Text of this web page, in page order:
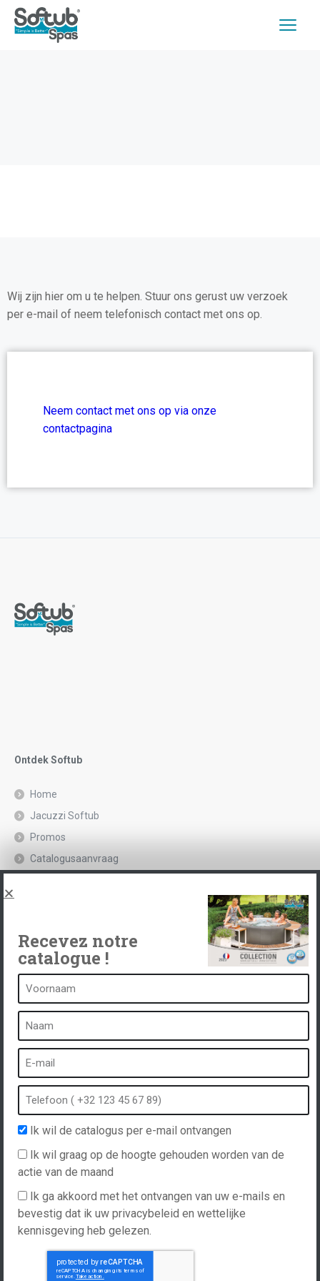
Wij zijn hier om u te helpen. Stuur ons gerust uw verzoek
per e-mail of neem telefonisch contact met ons op.
Neem contact met ons op via onze
contactpagina
Ontdek Softub
Home
Jacuzzi Softub
Promos
Catalogusaanvraag
Een kuuroord is...
Wat is een kuuroord?
Bubbelbad
Buiten spa
Spa in de winter
Ingebouwde spa
Spa en hydrotherapie
Website gemaakt door
Recevez notre
catalogue !
Ik wil de catalogus per e-mail ontvangen
Ik wil graag op de hoogte gehouden worden van de
actie van de maand
Ik ga akkoord met het ontvangen van uw e-mails en
bevestig dat ik uw privacybeleid en wettelijke
kennisgeving heb gelezen.